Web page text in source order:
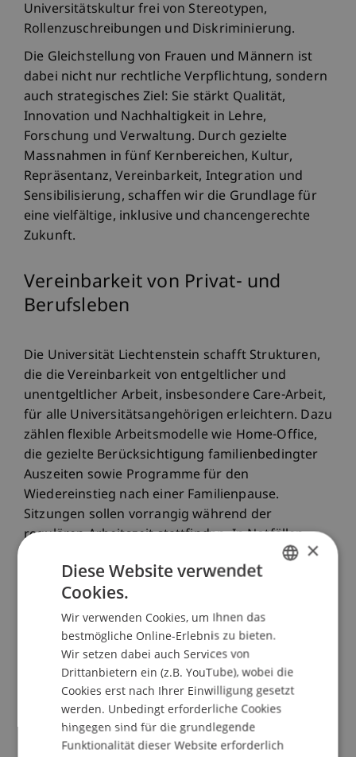
Universitätskultur frei von Stereotypen,
Rollenzuschreibungen und Diskriminierung.
Die Gleichstellung von Frauen und Männern ist
dabei nicht nur rechtliche Verpflichtung, sondern
auch strategisches Ziel: Sie stärkt Qualität,
Innovation und Nachhaltigkeit in Lehre,
Forschung und Verwaltung. Durch gezielte
Massnahmen in fünf Kernbereichen, Kultur,
Repräsentanz, Vereinbarkeit, Integration und
Sensibilisierung, schaffen wir die Grundlage für
eine vielfältige, inklusive und chancengerechte
Zukunft.
Vereinbarkeit von Privat- und
Berufsleben
Die Universität Liechtenstein schafft Strukturen,
die die Vereinbarkeit von entgeltlicher und
unentgeltlicher Arbeit, insbesondere Care-Arbeit,
für alle Universitätsangehörigen erleichtern. Dazu
zählen flexible Arbeitsmodelle wie Home-Office,
die gezielte Berücksichtigung familienbedingter
Auszeiten sowie Programme für den
Wiedereinstieg nach einer Familienpause.
Sitzungen sollen vorrangig während der
regulären Arbeitszeit stattfinden. In Notfällen
kurzfristige Kinderbetreuung am Campus. Auch
ein Stillzimmer ist am Campus vorhanden.
Gendergerechte Sprache
Sprache prägt unser Denken und unser
Miteinander. Deshalb ist uns eine gendergerechte
und inklusive Sprache wichtig. Sie macht Vielfalt
sichtbar und trägt zu einer offenen,
×
Diese Website verwendet
Cookies.
Wir verwenden Cookies, um Ihnen das
bestmögliche Online-Erlebnis zu bieten.
Wir setzen dabei auch Services von
Drittanbietern ein (z.B. YouTube), wobei die
Cookies erst nach Ihrer Einwilligung gesetzt
werden. Unbedingt erforderliche Cookies
hingegen sind für die grundlegende
Funktionalität dieser Website erforderlich